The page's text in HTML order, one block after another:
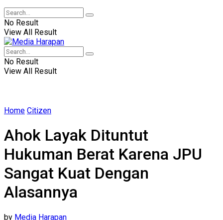
No Result
View All Result
No Result
View All Result
Home Citizen
Ahok Layak Dituntut
Hukuman Berat Karena JPU
Sangat Kuat Dengan
Alasannya
by Media Harapan